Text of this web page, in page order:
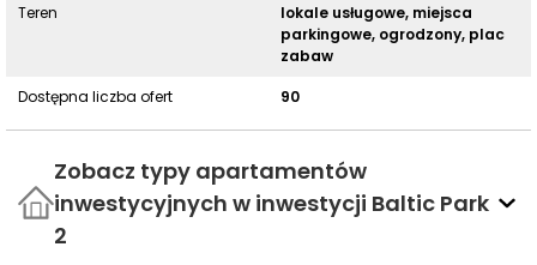
Teren
lokale usługowe, miejsca
parkingowe, ogrodzony, plac
zabaw
Dostępna liczba ofert
90
Zobacz typy apartamentów
inwestycyjnych w inwestycji Baltic Park
2